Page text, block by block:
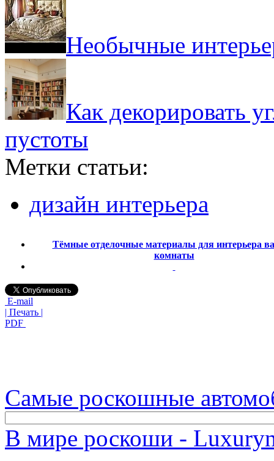
Необычные
Как декорировать
пустоты
Метки статьи:
дизайн интерьера
Тёмные отделочные материалы для интерьера
комнаты
E-mail
| Печать |
PDF
Самые роскошные
В мире роскоши -